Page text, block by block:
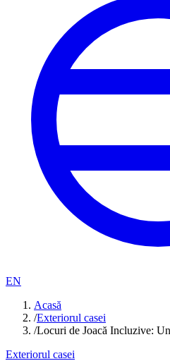
EN
Acasă
/Exteriorul casei
/Locuri de Joacă Incluzive:
Exteriorul casei